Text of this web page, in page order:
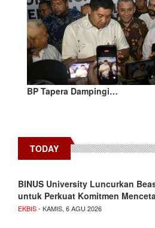
BP Tapera Dampingi…
TODAY
BINUS University Luncurkan
untuk Perkuat Komitmen
EKBIS- KAMIS, 6 AGU 2026